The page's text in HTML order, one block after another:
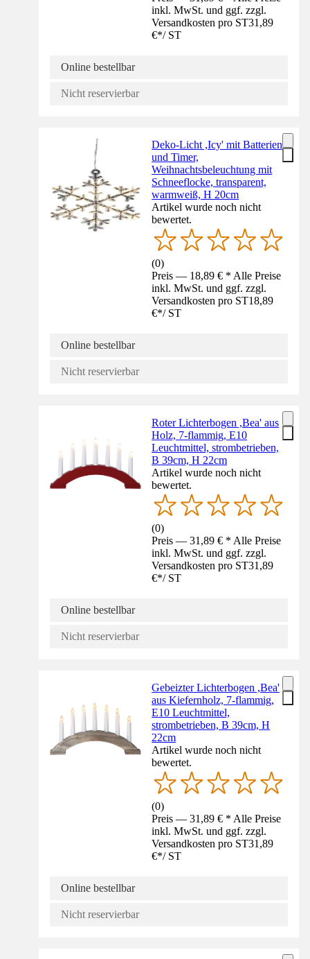
inkl. MwSt. und ggf. zzgl.
Versandkosten pro ST31,89
€*/ ST
Online bestellbar
Nicht reservierbar
Deko-Licht ,Icy' mit Batterien
und Timer,
Weihnachtsbeleuchtung mit
Schneeflocke, transparent,
warmweiß, H 20cm
Artikel wurde noch nicht
bewertet.
(0)
Preis — 18,89 € * Alle Preise
inkl. MwSt. und ggf. zzgl.
Versandkosten pro ST18,89
€*/ ST
Online bestellbar
Nicht reservierbar
Roter Lichterbogen ,Bea' aus
Holz, 7-flammig, E10
Leuchtmittel, strombetrieben,
B 39cm, H 22cm
Artikel wurde noch nicht
bewertet.
(0)
Preis — 31,89 € * Alle Preise
inkl. MwSt. und ggf. zzgl.
Versandkosten pro ST31,89
€*/ ST
Online bestellbar
Nicht reservierbar
Gebeizter Lichterbogen ,Bea'
aus Kiefernholz, 7-flammig,
E10 Leuchtmittel,
strombetrieben, B 39cm, H
22cm
Artikel wurde noch nicht
bewertet.
(0)
Preis — 31,89 € * Alle Preise
inkl. MwSt. und ggf. zzgl.
Versandkosten pro ST31,89
€*/ ST
Online bestellbar
Nicht reservierbar